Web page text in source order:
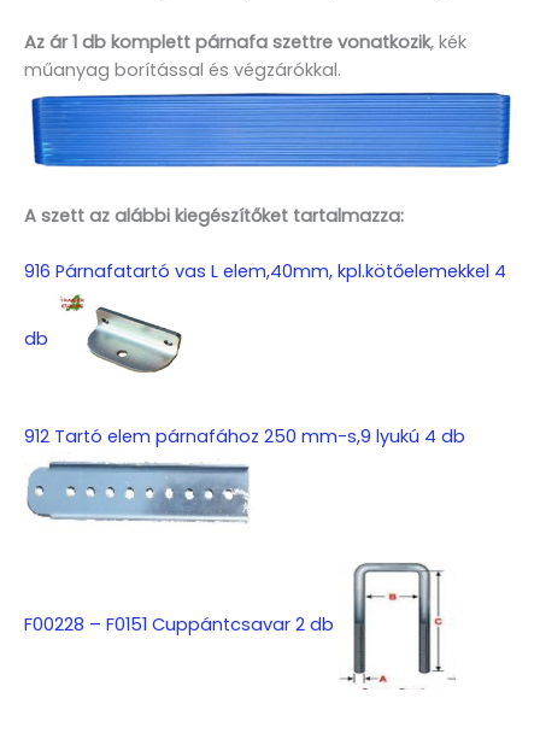
Az ár 1 db komplett párnafa szettre vonatkozik, kék
műanyag borítással és végzárókkal.
A szett az alábbi kiegészítőket tartalmazza:
916 Párnafatartó vas L elem,40mm, kpl.kötőelemekkel 4
db
912 Tartó elem párnafához 250 mm-s,9 lyukú 4 db
F00228 – F0151 Cuppántcsavar 2 db